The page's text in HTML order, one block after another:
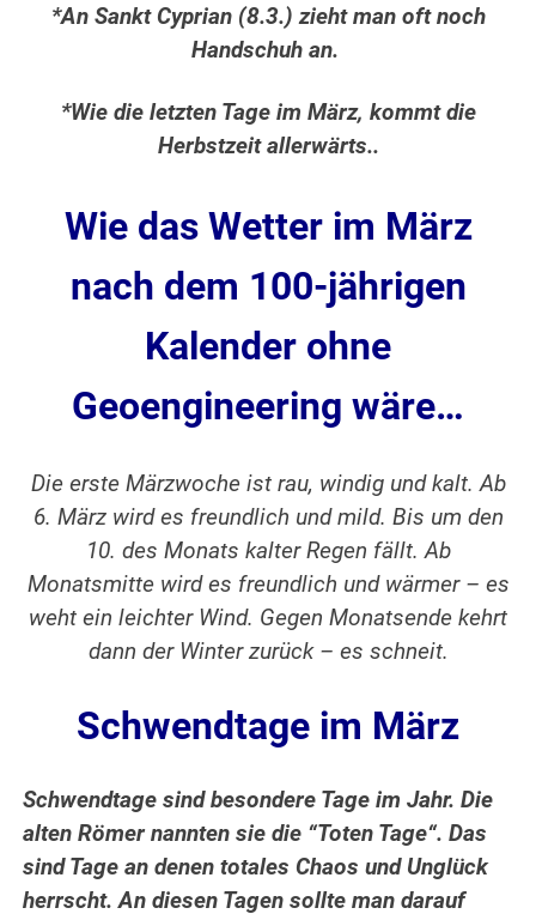
*An Sankt Cyprian (8.3.) zieht man oft noch
Handschuh an.
*Wie die letzten Tage im März, kommt die
Herbstzeit allerwärts..
Wie das Wetter im März
nach dem 100-jährigen
Kalender ohne
Geoengineering wäre…
Die erste Märzwoche ist rau, windig und kalt. Ab
6. März wird es freundlich und mild. Bis um den
10. des Monats kalter Regen fällt. Ab
Monatsmitte wird es freundlich und wärmer – es
weht ein leichter Wind. Gegen Monatsende kehrt
dann der Winter zurück – es schneit.
Schwendtage im März
Schwendtage sind besondere Tage im Jahr. Die
alten Römer nannten sie die “Toten Tage“. Das
sind Tage an denen totales Chaos und Unglück
herrscht.An diesen Tagen sollte man darauf